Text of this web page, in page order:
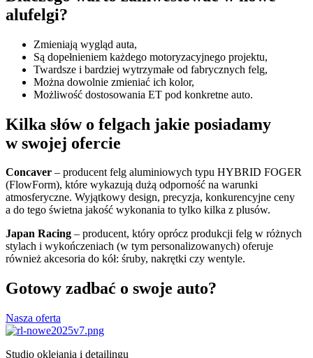
alufelgi?
Zmieniają wygląd auta,
Są dopełnieniem każdego motoryzacyjnego projektu,
Twardsze i bardziej wytrzymałe od fabrycznych felg,
Można dowolnie zmieniać ich kolor,
Możliwość dostosowania ET pod konkretne auto.
Kilka słów o felgach jakie posiadamy
w swojej ofercie
Concaver – producent felg aluminiowych typu HYBRID FOGER
(FlowForm), które wykazują dużą odporność na warunki
atmosferyczne. Wyjątkowy design, precyzja, konkurencyjne ceny
a do tego świetna jakość wykonania to tylko kilka z plusów.
Japan Racing – producent, który oprócz produkcji felg w różnych
stylach i wykończeniach (w tym personalizowanych) oferuje
również akcesoria do kół: śruby, nakrętki czy wentyle.
Gotowy zadbać o swoje auto?
Nasza oferta
Studio oklejania i detailingu